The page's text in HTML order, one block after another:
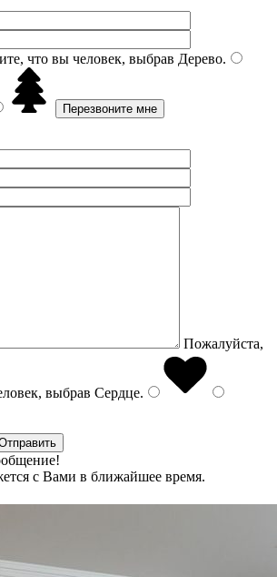
что вы человек, выбрав Дерево.
Пожалуйста,
выбрав Сердце.
с Вами в ближайшее время.